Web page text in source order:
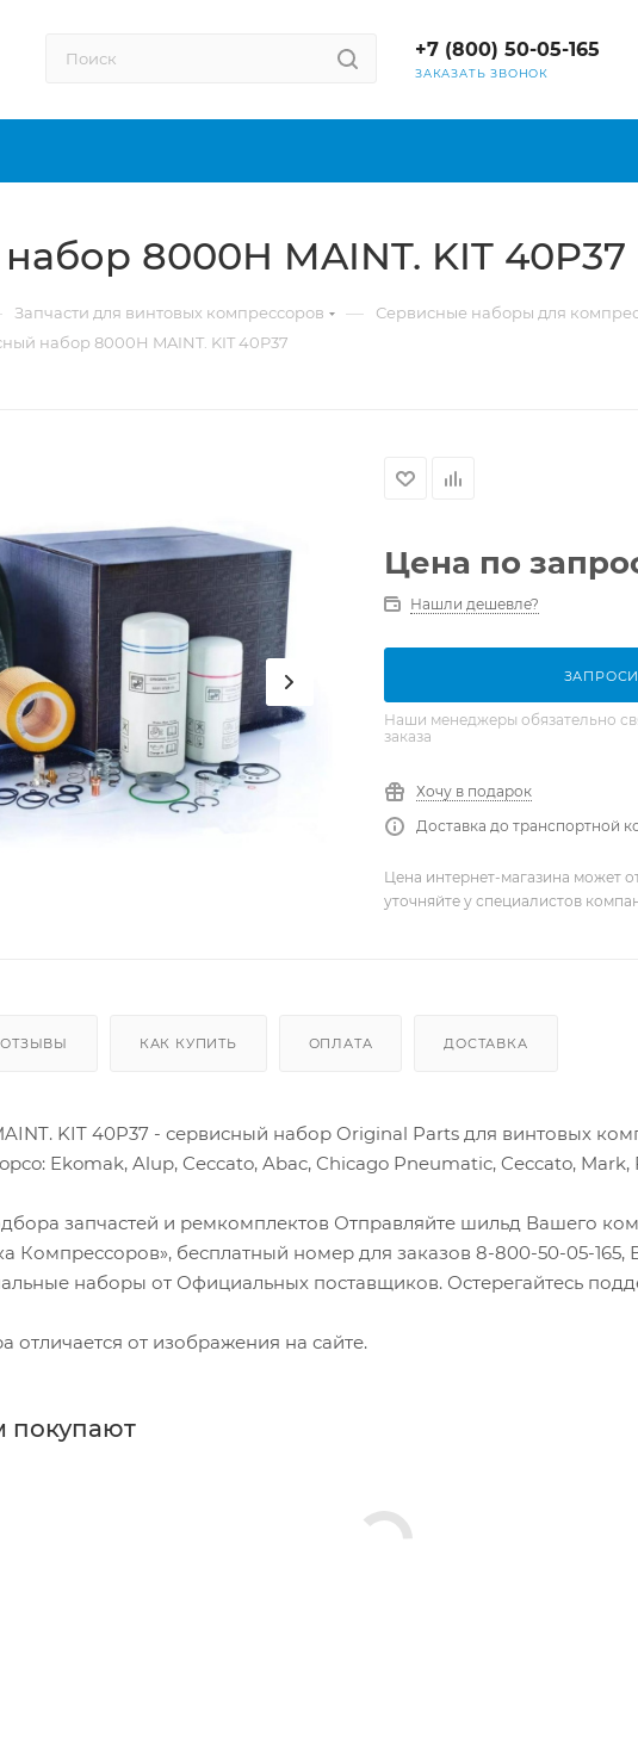
+7 (800) 50-05-165
ЗАКАЗАТЬ ЗВОНОК
8000H MAINT. KIT 40P37
Запчасти для винтовых компрессоров — Сервисные наборы для
набор 8000H MAINT. KIT 40P37
Цена по
Нашли дешевле?
Наши менеджеры обязательно
заказа
Хочу в подарок
Доставка до транспортной
Цена интернет-магазина может
уточняйте у специалистов
ОТЗЫВЫ КАК КУПИТЬ ОПЛАТА ДОСТАВКА
KIT 40P37 - сервисный набор Original Parts для винтовых
Ekomak, Alup, Ceccato, Abac, Chicago Pneumatic, Ceccato, Mark,
запчастей и ремкомплектов Отправляйте шильд Вашего
Компрессоров», бесплатный номер для заказов 8-800-50-05-165,
наборы от Официальных поставщиков. Остерегайтесь
отличается от изображения на сайте.
покупают